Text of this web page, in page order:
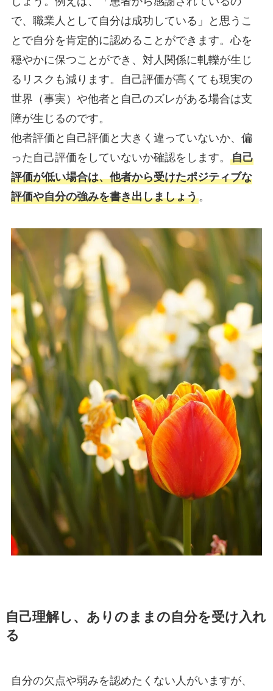
で、職業人として自分は成功している」と思うこ
とで自分を肯定的に認めることができます。心を
穏やかに保つことができ、対人関係に軋轢が生じ
るリスクも減ります。自己評価が高くても現実の
世界（事実）や他者と自己のズレがある場合は支
障が生じるのです。
他者評価と自己評価と大きく違っていないか、偏
った自己評価をしていないか確認をします。 自己
評価が低い場合は、他者から受けたポジティブな
評価や自分の強みを書き出しましょう。
自己理解し、ありのままの自分を受け入れ
る
自分の欠点や弱みを認めたくない人がいますが、